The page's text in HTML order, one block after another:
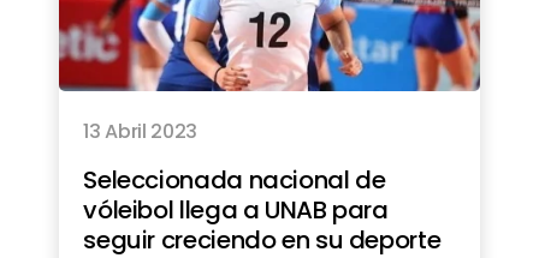
13 Abril 2023
Seleccionada nacional de
vóleibol llega a UNAB para
seguir creciendo en su deporte